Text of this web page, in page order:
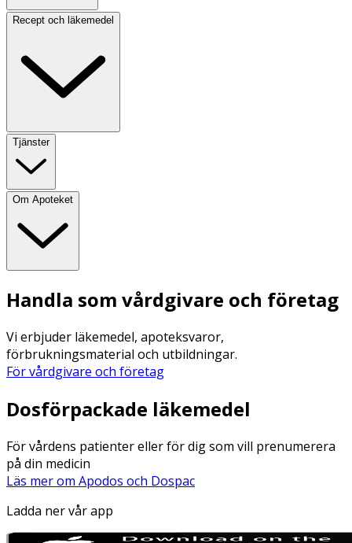
Recept och läkemedel
Tjänster
Om Apoteket
Handla som vårdgivare och företag
Vi erbjuder läkemedel, apoteksvaror,
förbrukningsmaterial och utbildningar.
För vårdgivare och företag
Dosförpackade läkemedel
För vårdens patienter eller för dig som vill prenumerera
på din medicin
Läs mer om Apodos och Dospac
Ladda ner vår app